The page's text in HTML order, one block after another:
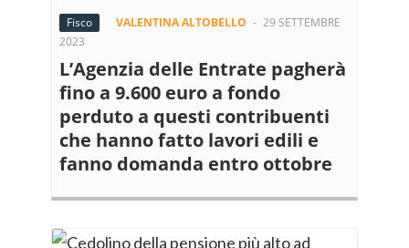
Fisco VALENTINA ALTOBELLO - 29 SETTEMBRE
2023
L’Agenzia delle Entrate pagherà
fino a 9.600 euro a fondo
perduto a questi contribuenti
che hanno fatto lavori edili e
fanno domanda entro ottobre